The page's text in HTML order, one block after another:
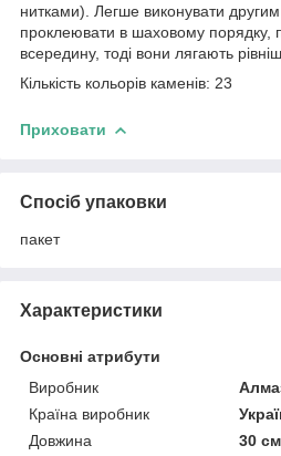
нитками). Легше виконувати
проклеювати в шаховому порядку,
всередину, тоді вони лягають
Кількість кольорів каменів: 23
Приховати
Спосіб упаковки
пакет
Характеристики
Основні атрибути
Виробник
Країна виробник
Довжина
30 см